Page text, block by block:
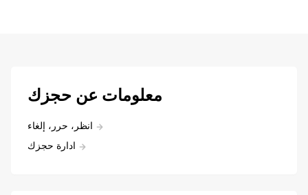
معلومات عن حجزك
انظر، حرر، إلغاء
ادارة حجزك